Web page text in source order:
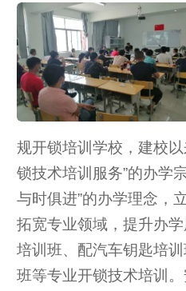
规开锁培训学校，建校
锁技术培训服务”的办学
与时俱进”的办学理念，
拓宽专业领域，提升办
培训班、配汽车钥匙培
班等专业开锁技术培训